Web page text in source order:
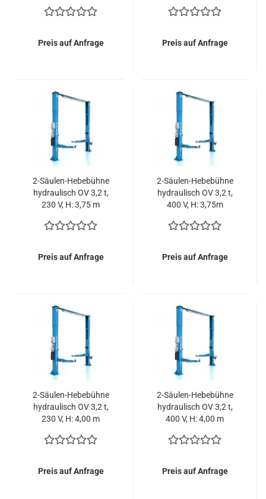
Preis auf Anfrage Preis auf Anfrage
2-Säulen-Hebebühne
hydraulisch OV 3,2 t,
230 V, H: 3,75 m
6213B2-375-230V
Preis auf Anfrage
2-Säulen-Hebebühne
hydraulisch OV 3,2 t,
400 V, H: 3,75m
6213B2-375-400V
Preis auf Anfrage
2-Säulen-Hebebühne
hydraulisch OV 3,2 t,
230 V, H: 4,00 m
6213B2-400-230V
Preis auf Anfrage
2-Säulen-Hebebühne
hydraulisch OV 3,2 t,
400 V, H: 4,00 m
6213B2-400-400V
Preis auf Anfrage